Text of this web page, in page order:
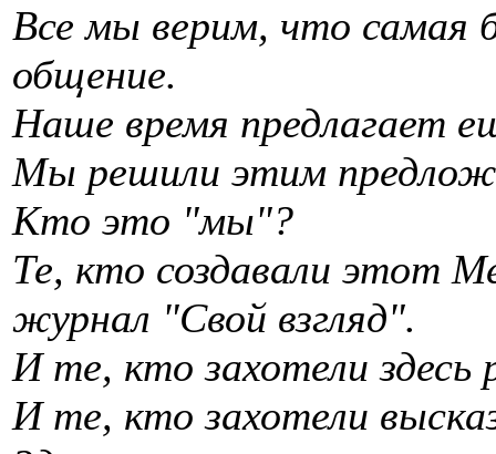
Все мы верим, что самая
общение.
Наше время предлагает
Мы решили этим
Кто это "мы"?
Те, кто создавали этот
журнал "Свой взгляд".
И те, кто захотели
И те, кто захотели